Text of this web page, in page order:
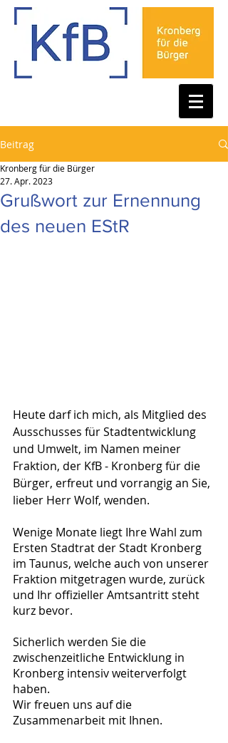
Beitrag
Grußwort zur Ernennung
des neuen EStR
Kronberg für die Bürger
27. Apr. 2023
Heute darf ich mich, als Mitglied des
Ausschusses für Stadtentwicklung
und Umwelt, im Namen meiner
Fraktion, der KfB - Kronberg für die
Bürger, erfreut und vorrangig an Sie,
lieber Herr Wolf, wenden.
Wenige Monate liegt Ihre Wahl zum
Ersten Stadtrat der Stadt Kronberg
im Taunus, welche auch von unserer
Fraktion mitgetragen wurde, zurück
und Ihr offizieller Amtsantritt steht
kurz bevor.
Sicherlich werden Sie die
zwischenzeitliche Entwicklung in
Kronberg intensiv weiterverfolgt
haben.
Wir freuen uns auf die
Zusammenarbeit mit Ihnen.